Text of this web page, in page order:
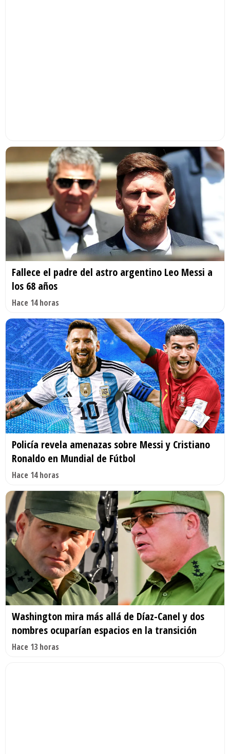
Fallece el padre del astro argentino Leo Messi a
los 68 años
Hace 14 horas
Policía revela amenazas sobre Messi y Cristiano
Ronaldo en Mundial de Fútbol
Hace 14 horas
Washington mira más allá de Díaz-Canel y dos
nombres ocuparían espacios en la transición
Hace 13 horas